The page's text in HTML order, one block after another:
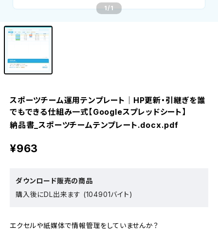
1/1
スポーツチーム運用テンプレート｜HP更新・引継ぎを誰
でもできる仕組み一式【Googleスプレッドシート】
納品書_スポーツチームテンプレート.docx.pdf
¥963
ダウンロード販売の商品
購入後にDL出来ます (104901バイト)
エクセルや紙媒体で情報管理をしていませんか？